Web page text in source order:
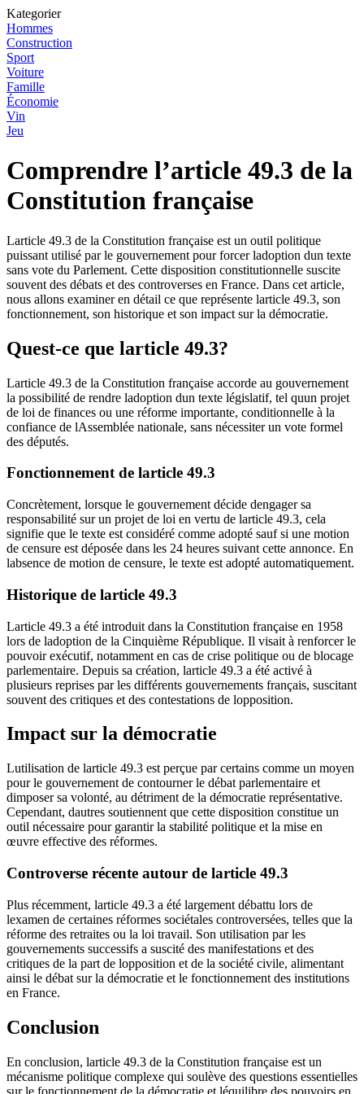
Kategorier
Hommes
Construction
Sport
Voiture
Famille
Économie
Vin
Jeu
Comprendre l’article 49.3 de la
Constitution française
Larticle 49.3 de la Constitution française est un outil politique
puissant utilisé par le gouvernement pour forcer ladoption dun texte
sans vote du Parlement. Cette disposition constitutionnelle suscite
souvent des débats et des controverses en France. Dans cet article,
nous allons examiner en détail ce que représente larticle 49.3, son
fonctionnement, son historique et son impact sur la démocratie.
Quest-ce que larticle 49.3?
Larticle 49.3 de la Constitution française accorde au gouvernement
la possibilité de rendre ladoption dun texte législatif, tel quun projet
de loi de finances ou une réforme importante, conditionnelle à la
confiance de lAssemblée nationale, sans nécessiter un vote formel
des députés.
Fonctionnement de larticle 49.3
Concrètement, lorsque le gouvernement décide dengager sa
responsabilité sur un projet de loi en vertu de larticle 49.3, cela
signifie que le texte est considéré comme adopté sauf si une motion
de censure est déposée dans les 24 heures suivant cette annonce. En
labsence de motion de censure, le texte est adopté automatiquement.
Historique de larticle 49.3
Larticle 49.3 a été introduit dans la Constitution française en 1958
lors de ladoption de la Cinquième République. Il visait à renforcer le
pouvoir exécutif, notamment en cas de crise politique ou de blocage
parlementaire. Depuis sa création, larticle 49.3 a été activé à
plusieurs reprises par les différents gouvernements français, suscitant
souvent des critiques et des contestations de lopposition.
Impact sur la démocratie
Lutilisation de larticle 49.3 est perçue par certains comme un moyen
pour le gouvernement de contourner le débat parlementaire et
dimposer sa volonté, au détriment de la démocratie représentative.
Cependant, dautres soutiennent que cette disposition constitue un
outil nécessaire pour garantir la stabilité politique et la mise en
œuvre effective des réformes.
Controverse récente autour de larticle 49.3
Plus récemment, larticle 49.3 a été largement débattu lors de
lexamen de certaines réformes sociétales controversées, telles que la
réforme des retraites ou la loi travail. Son utilisation par les
gouvernements successifs a suscité des manifestations et des
critiques de la part de lopposition et de la société civile, alimentant
ainsi le débat sur la démocratie et le fonctionnement des institutions
en France.
Conclusion
En conclusion, larticle 49.3 de la Constitution française est un
mécanisme politique complexe qui soulève des questions essentielles
sur le fonctionnement de la démocratie et léquilibre des pouvoirs en